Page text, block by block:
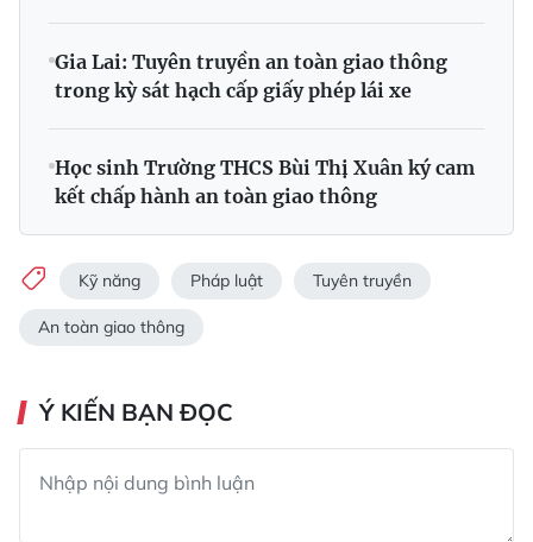
Gia Lai: Tuyên truyền an toàn giao thông
trong kỳ sát hạch cấp giấy phép lái xe
Học sinh Trường THCS Bùi Thị Xuân ký cam
kết chấp hành an toàn giao thông
Kỹ năng Pháp luật Tuyên truyền
An toàn giao thông
Ý KIẾN BẠN ĐỌC